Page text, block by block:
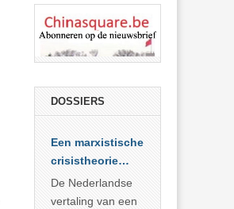
DOSSIERS
Een marxistische
crisistheorie
voor vandaag
De Nederlandse
vertaling van een